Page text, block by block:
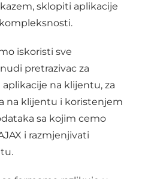
sklopiti aplikacije
iskoristi sve
pretrazivac za
na klijentu, za
na klijentu i koristenjem
sa kojim cemo
i razmjenjivati